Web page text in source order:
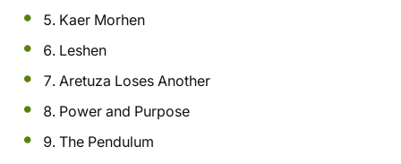
5. Kaer Morhen
6. Leshen
7. Aretuza Loses Another
8. Power and Purpose
9. The Pendulum